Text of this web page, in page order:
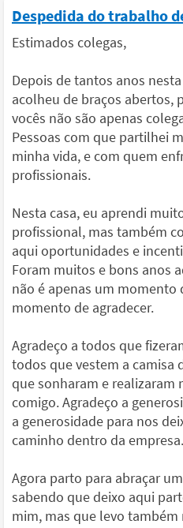
Despedida do trabalho
Estimados colegas,
Depois de tantos anos
acolheu de braços abertos,
vocês não são apenas
Pessoas com que partilhei
minha vida, e com quem
profissionais.
Nesta casa, eu aprendi
profissional, mas também
aqui oportunidades e
Foram muitos e bons anos
não é apenas um momento
momento de agradecer.
Agradeço a todos que
todos que vestem a camisa
que sonharam e realizaram
comigo. Agradeço a
a generosidade para nos
caminho dentro da empresa.
Agora parto para abraçar
sabendo que deixo aqui
mim, mas que levo